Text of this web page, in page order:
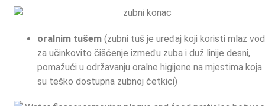
oralnim tušem (zubni tuš je uređaj koji koristi mlaz
za učinkovito čišćenje između zuba i duž linije desni,
pomažući u održavanju oralne higijene na mjestima koja
su teško dostupna zubnoj četkici)